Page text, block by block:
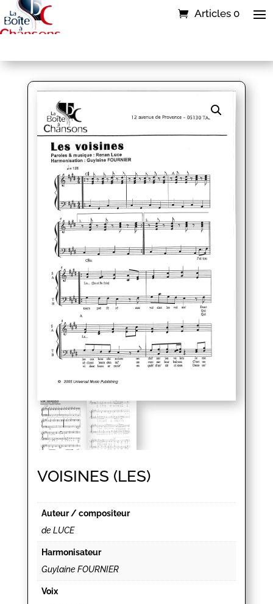
Articles 0
VOISINES (LES)
Auteur / compositeur
de LUCE
Harmonisateur
Guylaine FOURNIER
Voix